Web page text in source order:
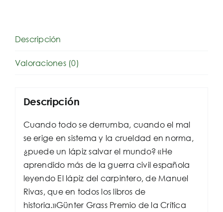
Descripción
Valoraciones (0)
Descripción
Cuando todo se derrumba, cuando el mal
se erige en sistema y la crueldad en norma,
¿puede un lápiz salvar el mundo? «He
aprendido más de la guerra civil española
leyendo El lápiz del carpintero, de Manuel
Rivas, que en todos los libros de
historia.»Günter Grass Premio de la Crítica